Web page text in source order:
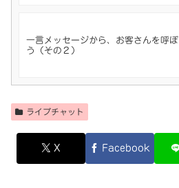
一言メッセージから、お客さんを呼ぼ
う（その２）
ライブチャット
X Facebook